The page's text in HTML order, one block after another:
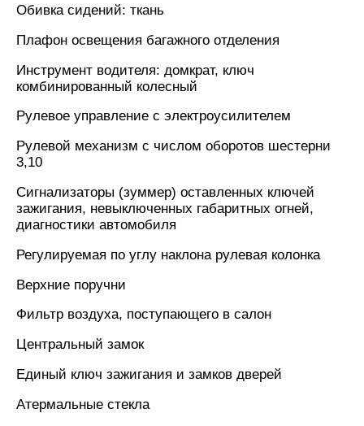
Обивка сидений: ткань
Плафон освещения багажного отделения
Инструмент водителя: домкрат, ключ
комбинированный колесный
Рулевое управление с электроусилителем
Рулевой механизм с числом оборотов шестерни
3,10
Сигнализаторы (зуммер) оставленных ключей
зажигания, невыключенных габаритных огней,
диагностики автомобиля
Регулируемая по углу наклона рулевая колонка
Верхние поручни
Фильтр воздуха, поступающего в салон
Центральный замок
Единый ключ зажигания и замков дверей
Атермальные стекла